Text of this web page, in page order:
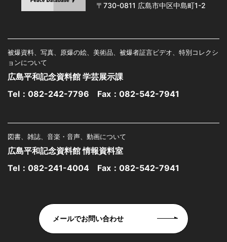
〒730-0811 広島市中区中島町1-2
被爆資料、写真、原爆の絵、美術品、被爆者証言ビデオ、特別コレクシ
ョンについて
広島平和記念資料館 学芸展示課
Tel： 082-242-7796 Fax：082-542-7941
図書、雑誌、音楽・音声、動画について
広島平和記念資料館 情報資料室
Tel： 082-241-4004 Fax：082-542-7941
メールでお問い合わせ